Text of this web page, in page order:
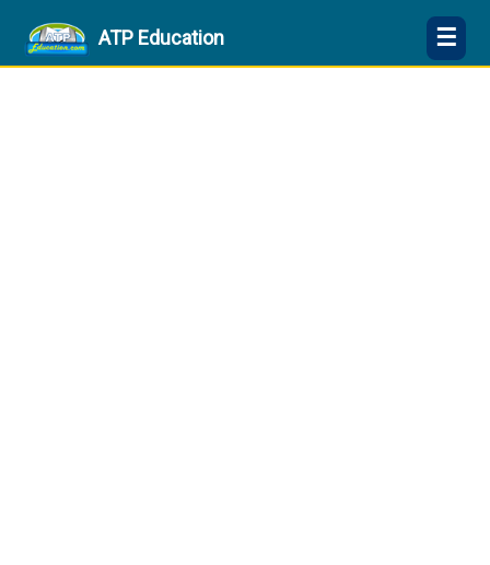
ATP Education ☰